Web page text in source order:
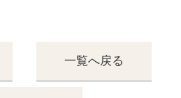
一覧へ戻る